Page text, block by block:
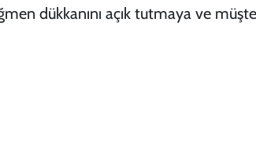
dükkanını açık tutmaya ve